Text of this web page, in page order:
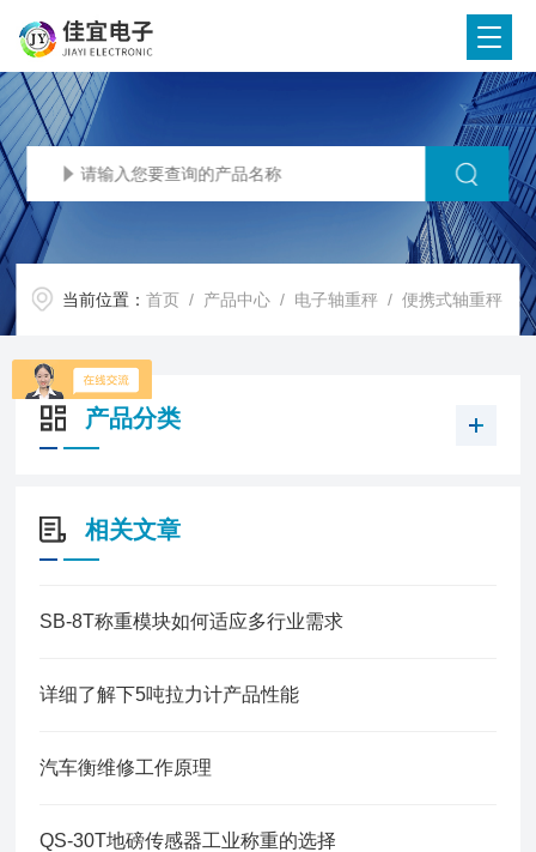
当前位置：首页 / 产品中心 / 电子轴重秤 /便携式轴重秤
产品分类
相关文章
SB-8T称重模块如何适应多行业需求
详细了解下5吨拉力计产品性能
汽车衡维修工作原理
QS-30T地磅传感器工业称重的选择